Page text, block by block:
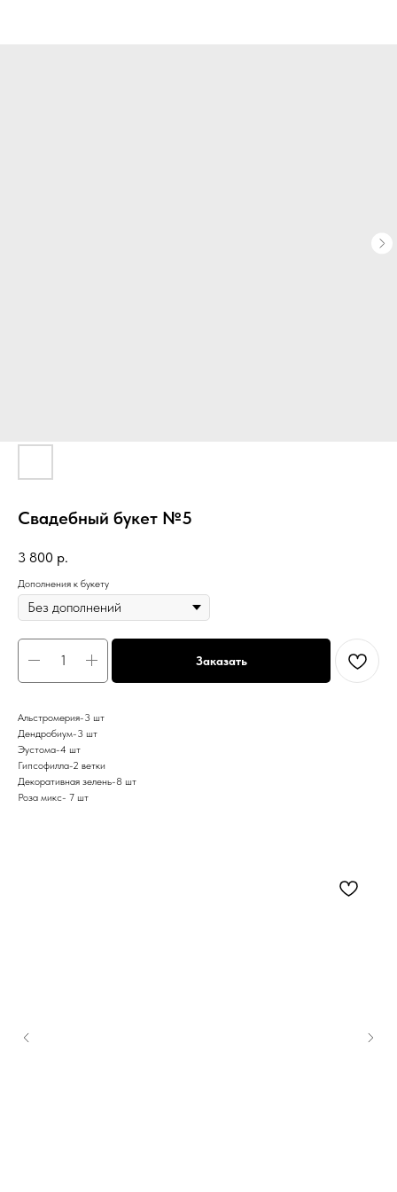
Свадебный букет №5
3 800 р.
Дополнения к букету
Заказать
Альстромерия-3 шт
Дендробиум-3 шт
Эустома-4 шт
Гипсофилла-2 ветки
Декоративная зелень-8 шт
Роза микс- 7 шт